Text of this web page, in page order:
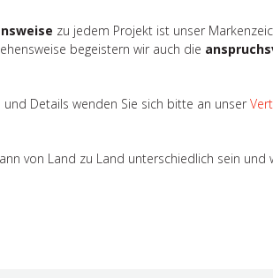
zu jedem Projekt ist unser
begeistern wir auch die
Details wenden Sie sich bitte an unser
von Land zu Land unterschiedlich sein